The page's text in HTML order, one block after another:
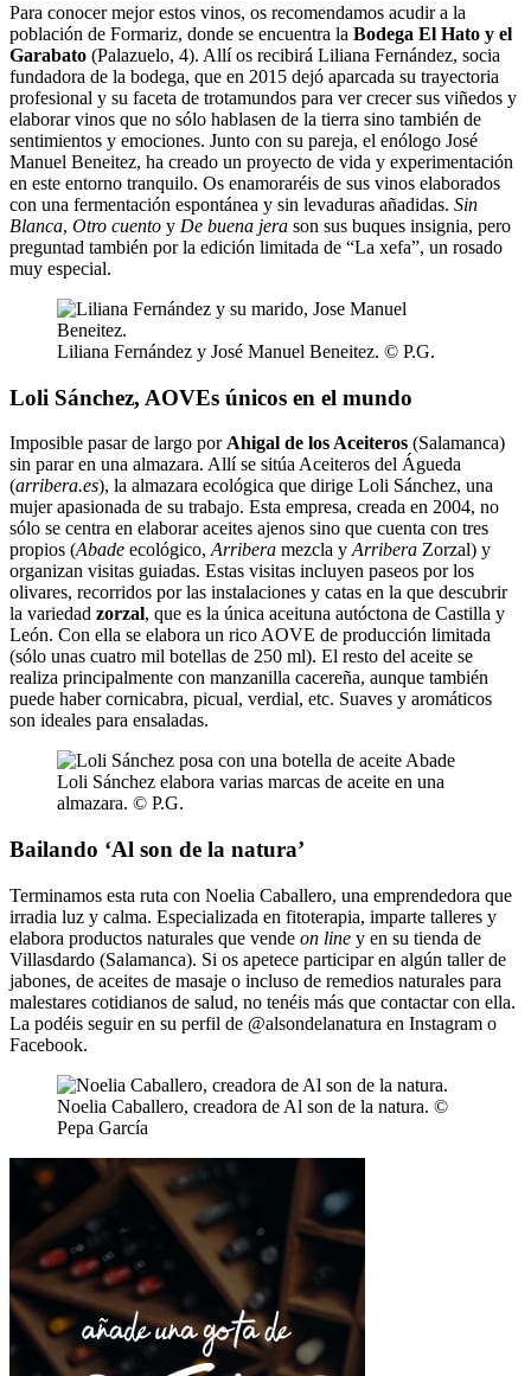
Para conocer mejor estos vinos, os recomendamos acudir a la
población de Formariz, donde se encuentra la Bodega El Hato y el
Garabato (Palazuelo, 4). Allí os recibirá Liliana Fernández, socia
fundadora de la bodega, que en 2015 dejó aparcada su trayectoria
profesional y su faceta de trotamundos para ver crecer sus viñedos y
elaborar vinos que no sólo hablasen de la tierra sino también de
sentimientos y emociones. Junto con su pareja, el enólogo José
Manuel Beneitez, ha creado un proyecto de vida y experimentación
en este entorno tranquilo. Os enamoraréis de sus vinos elaborados
con una fermentación espontánea y sin levaduras añadidas. Sin
Blanca, Otro cuento y De buena jera son sus buques insignia, pero
preguntad también por la edición limitada de “La xefa”, un rosado
muy especial.
Liliana Fernández y José Manuel Beneitez. © P.G.
Loli Sánchez, AOVEs únicos en el mundo
Imposible pasar de largo por Ahigal de los Aceiteros (Salamanca)
sin parar en una almazara. Allí se sitúa Aceiteros del Águeda
(arribera.es), la almazara ecológica que dirige Loli Sánchez, una
mujer apasionada de su trabajo. Esta empresa, creada en 2004, no
sólo se centra en elaborar aceites ajenos sino que cuenta con tres
propios (Abade ecológico, Arribera mezcla y Arribera Zorzal) y
organizan visitas guiadas. Estas visitas incluyen paseos por los
olivares, recorridos por las instalaciones y catas en la que descubrir
la variedad zorzal, que es la única aceituna autóctona de Castilla y
León. Con ella se elabora un rico AOVE de producción limitada
(sólo unas cuatro mil botellas de 250 ml). El resto del aceite se
realiza principalmente con manzanilla cacereña, aunque también
puede haber cornicabra, picual, verdial, etc. Suaves y aromáticos
son ideales para ensaladas.
Loli Sánchez elabora varias marcas de aceite en una
almazara. © P.G.
Bailando ‘Al son de la natura’
Terminamos esta ruta con Noelia Caballero, una emprendedora que
irradia luz y calma. Especializada en fitoterapia, imparte talleres y
elabora productos naturales que vende on line y en su tienda de
Villasdardo (Salamanca). Si os apetece participar en algún taller de
jabones, de aceites de masaje o incluso de remedios naturales para
malestares cotidianos de salud, no tenéis más que contactar con ella.
La podéis seguir en su perfil de @alsondelanatura en Instagram o
Facebook.
Noelia Caballero, creadora de Al son de la natura. ©
Pepa García